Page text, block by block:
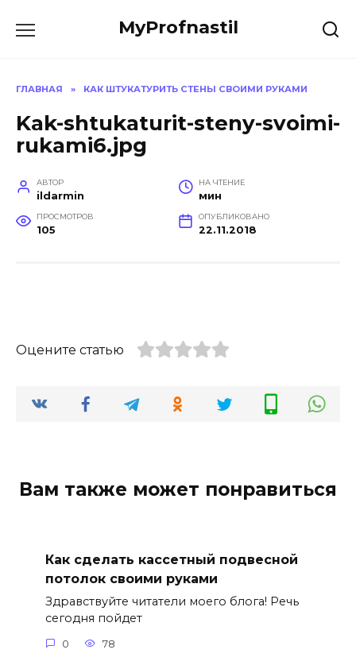
MyProfnastil
ГЛАВНАЯ » КАК ШТУКАТУРИТЬ СТЕНЫ СВОИМИ РУКАМИ
Kak-shtukaturit-steny-svoimi-
rukami6.jpg
АВТОР
ildarmin
НА ЧТЕНИЕ
мин
ПРОСМОТРОВ
105
ОПУБЛИКОВАНО
22.11.2018
Оцените статью
Вам также может понравиться
Как сделать кассетный подвесной
потолок своими руками
Здравствуйте читатели моего блога! Речь
сегодня пойдет
0 78